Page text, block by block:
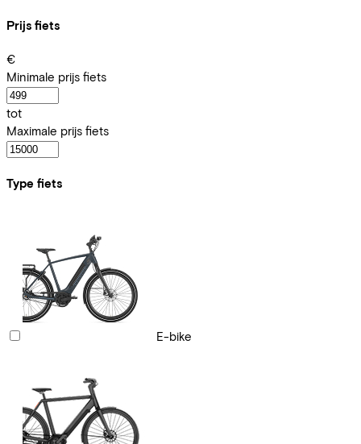
Prijs fiets
€
Minimale prijs fiets
tot
Maximale prijs fiets
Type fiets
E-bike